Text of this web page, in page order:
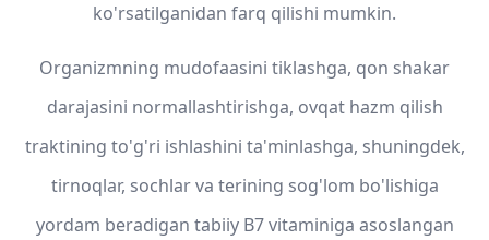
ko'rsatilganidan farq qilishi mumkin.
Organizmning mudofaasini tiklashga, qon shakar
darajasini normallashtirishga, ovqat hazm qilish
traktining to'g'ri ishlashini ta'minlashga, shuningdek,
tirnoqlar, sochlar va terining sog'lom bo'lishiga
yordam beradigan tabiiy B7 vitaminiga asoslangan